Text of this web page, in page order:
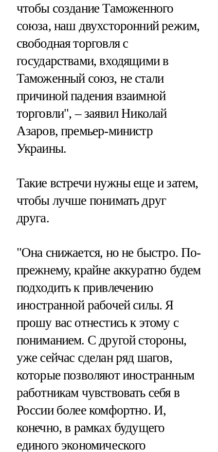
чтобы создание Таможенного
союза, наш двухсторонний режим,
свободная торговля с
государствами, входящими в
Таможенный союз, не стали
причиной падения взаимной
торговли", – заявил Николай
Азаров, премьер-министр
Украины.
Такие встречи нужны еще и затем,
чтобы лучше понимать друг
друга.
"Она снижается, но не быстро. По-
прежнему, крайне аккуратно будем
подходить к привлечению
иностранной рабочей силы. Я
прошу вас отнестись к этому с
пониманием. С другой стороны,
уже сейчас сделан ряд шагов,
которые позволяют иностранным
работникам чувствовать себя в
России более комфортно. И,
конечно, в рамках будущего
единого экономического